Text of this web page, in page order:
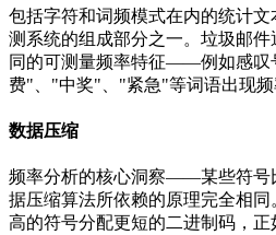
包括字符和词频模式在内的统计
测系统的组成部分之一。垃圾邮
同的可测量频率特征——例如感叹
费"、"中奖"、"紧急"等词语出现频
数据压缩
频率分析的核心洞察——某些符
据压缩算法所依赖的原理完全相同
高的符号分配更短的二进制码，